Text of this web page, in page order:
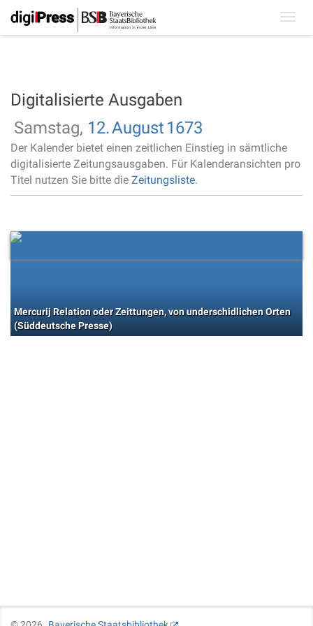
Digitalisierte Ausgaben
Samstag, 12.August 1673
Der Kalender bietet einen zeitlichen Einstieg in sämtliche
digitalisierte Zeitungsausgaben. Für Kalenderansichten pro
Titel nutzen Sie bitte die Zeitungsliste.
Mercurij Relation oder Zeittungen, von underschidlichen Orten
(Süddeutsche Presse)